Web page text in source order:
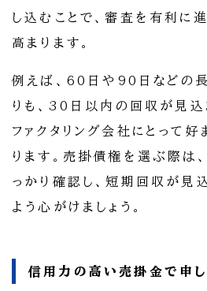
し込むことで、審査を有利に
高まります。
例えば、60日や90日などの
りも、30日以内の回収が見込
ファクタリング会社にとって
ります。売掛債権を選ぶ際は
っかり確認し、短期回収が見
よう心がけましょう。
信用力の高い売掛金で申